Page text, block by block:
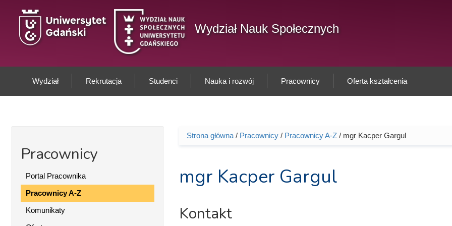
Wydział Nauk Społecznych
Wydział Rekrutacja Studenci Nauka i rozwój Pracownicy Oferta kształcenia
Pracownicy
Portal Pracownika
Pracownicy A-Z
Komunikaty
Jesteś tutaj
Strona główna/ Pracownicy/ Pracownicy A-Z/ mgr Kacper Gargul
mgr Kacper Gargul
Kontakt